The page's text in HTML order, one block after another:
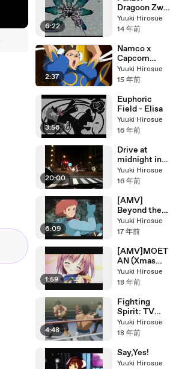
e.com
6:22
Dragoon Zwei
- Final boss
battle
Yuuki Hirosue
14 年前
2:37
Namco x
Capcom
Opening
Yuuki Hirosue
15 年前
3:56
Euphoric
Field - Elisa
Yuuki Hirosue
16 年前
20:00
Drive at
midnight in
Urban area,
Tokyo, Japan
Yuuki Hirosue
16 年前
6:09
[AMV]
Beyond the
Bounds -風の
境界‐[MAD]
Yuuki Hirosue
17 年前
1:59
[AMV]MOET
AN (Xmas
ver.)[MAD]
Yuuki Hirosue
18 年前
4:48
Fighting
Spirit: TV
Special
[Opening part
sub]
Yuuki Hirosue
18 年前
Say,Yes!
Yuuki Hirosue